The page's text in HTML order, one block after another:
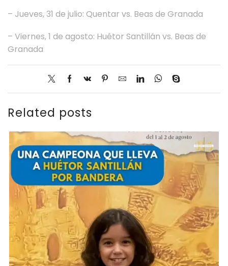
– Jueves, 31 de julio: Quentar vs. Beas de Granada
– Viernes, 1 de agosto: Huétor Santillán vs. Beas de
Granada
Related posts